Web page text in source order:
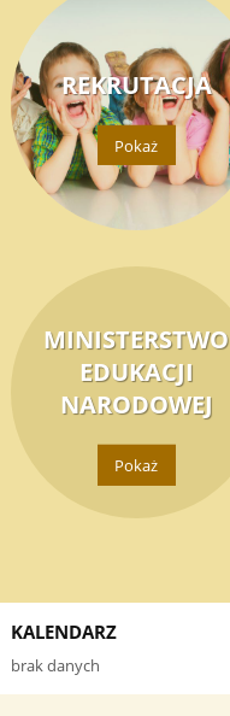
REKRUTACJA
Pokaż
MINISTERSTWO
EDUKACJI
NARODOWEJ
Pokaż
KALENDARZ
brak danych